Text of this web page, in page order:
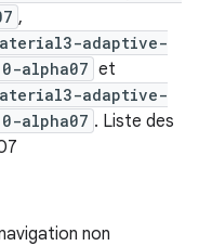
,
adaptive-
alpha07 et
adaptive-
alpha07 . Liste des
non